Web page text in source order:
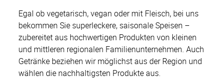
Egal ob vegetarisch, vegan oder mit Fleisch, bei uns
bekommen Sie superleckere, saisonale Speisen –
zubereitet aus hochwertigen Produkten von kleinen
und mittleren regionalen Familienunternehmen. Auch
Getränke beziehen wir möglichst aus der Region und
wählen die nachhaltigsten Produkte aus.